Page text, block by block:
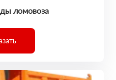
ломовоза